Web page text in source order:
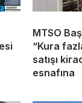
MTSO
“Kura
satışı
esnafına